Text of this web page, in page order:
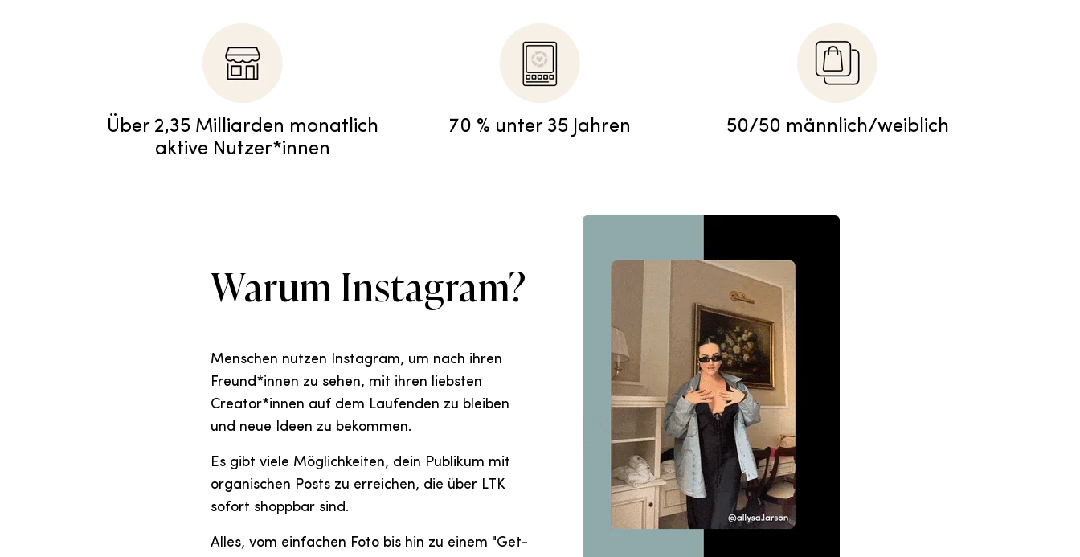
Über 2,35 Milliarden monatlich
aktive Nutzer*innen
70 % unter 35 Jahren 50/50 männlich/weiblich
Warum Instagram?
Menschen nutzen Instagram, um nach ihren
Freund*innen zu sehen, mit ihren liebsten
Creator*innen auf dem Laufenden zu bleiben
und neue Ideen zu bekommen.
Es gibt viele Möglichkeiten, dein Publikum mit
organischen Posts zu erreichen, die über LTK
sofort shoppbar sind.
Alles, vom einfachen Foto bis hin zu einem "Get-